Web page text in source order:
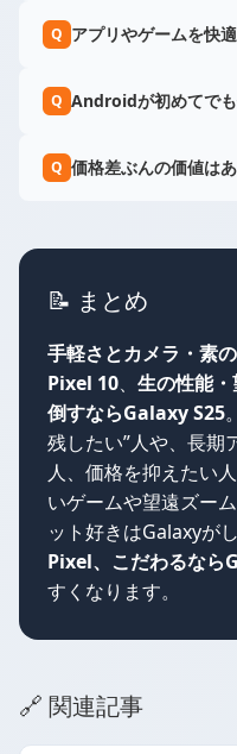
Q アプリやゲームを快
Q Androidが初めてで
Q 価格差ぶんの価値は
📝 まとめ
手軽さとカメラ・素
Pixel 10、 生の性能
倒すならGalaxy S25
残したい”人や、長期
人、価格を抑えたい
いゲームや望遠ズー
ット好きはGalaxyが
Pixel、こだわるなら
すくなります。
🔗 関連記事